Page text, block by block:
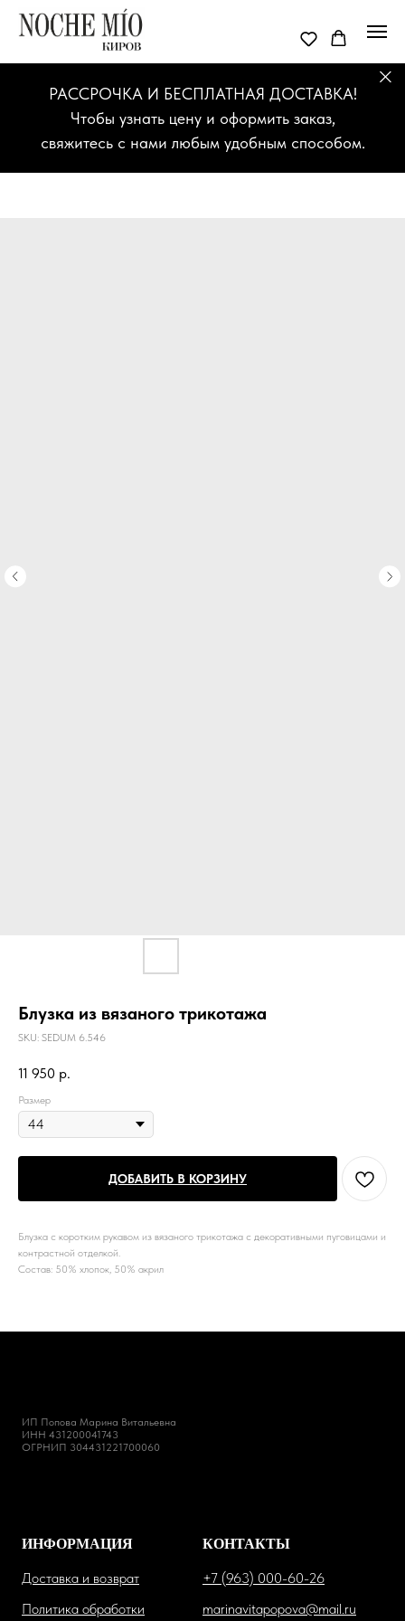
РАССРОЧКА И БЕСПЛАТНАЯ ДОСТАВКА!
Чтобы узнать цену и оформить заказ,
свяжитесь с нами любым удобным способом.
Блузка из вязаного трикотажа
SKU: SEDUM 6.546
11 950 р.
Размер
ДОБАВИТЬ В КОРЗИНУ
Блузка с коротким рукавом из вязаного трикотажа с декоративными пуговицами и
контрастной отделкой.
Состав: 50% хлопок, 50% акрил
ИП Попова Марина Витальевна
ИНН 431200041743
ОГРНИП 304431221700060
ИНФОРМАЦИЯ
Доставка и возврат
Политика обработки
КОНТАКТЫ
+7 (963) 000-60-26
marinavitapopova@mail.ru